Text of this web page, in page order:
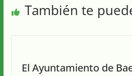
También te
El Ayuntamiento de